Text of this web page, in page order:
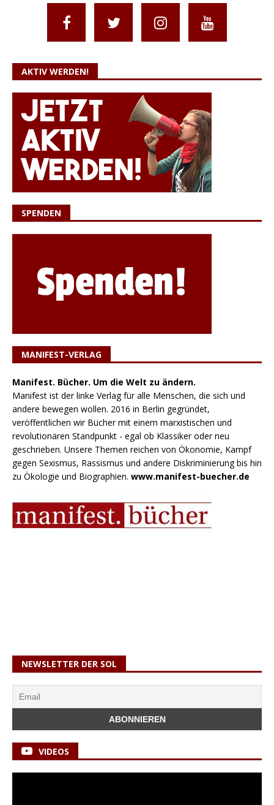
AKTIV WERDEN!
SPENDEN
MANIFEST-VERLAG
Manifest. Bücher. Um die Welt zu ändern.
Manifest ist der linke Verlag für alle Menschen, die sich und
andere bewegen wollen. 2016 in Berlin gegründet,
veröffentlichen wir Bücher mit einem marxistischen und
revolutionären Standpunkt - egal ob Klassiker oder neu
geschrieben. Unsere Themen reichen von Ökonomie, Kampf
gegen Sexismus, Rassismus und andere Diskriminierung bis hin
zu Ökologie und Biographien. www.manifest-buecher.de
NEWSLETTER DER SOL
VIDEOS